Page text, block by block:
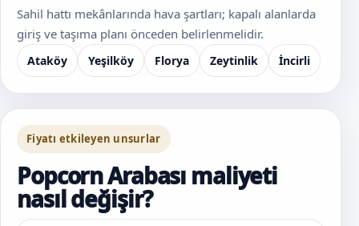
Sahil hattı mekânlarında hava şartları; kapalı alanlarda
giriş ve taşıma planı önceden belirlenmelidir.
Ataköy Yeşilköy Florya Zeytinlik İncirli
Fiyatı etkileyen unsurlar
Popcorn Arabası maliyeti
nasıl değişir?